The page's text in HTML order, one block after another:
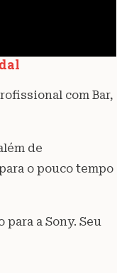
com Bar,
de
o pouco tempo
a Sony. Seu